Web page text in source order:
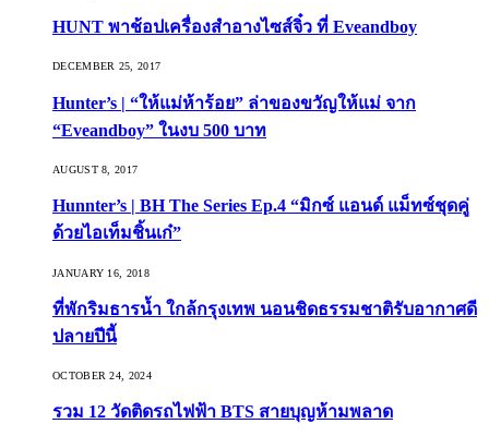
HUNT พาช้อปเครื่องสำอางไซส์จิ๋ว ที่ Eveandboy
DECEMBER 25, 2017
Hunter’s | “ให้แม่ห้าร้อย” ล่าของขวัญให้แม่ จาก
“Eveandboy” ในงบ 500 บาท
AUGUST 8, 2017
Hunnter’s | BH The Series Ep.4 “มิกซ์ แอนด์ แม็ทซ์ชุดคู่
ด้วยไอเท็มชิ้นเก๋”
JANUARY 16, 2018
ที่พักริมธารน้ำ ใกล้กรุงเทพ นอนชิดธรรมชาติรับอากาศดี
ปลายปีนี้
OCTOBER 24, 2024
รวม 12 วัดติดรถไฟฟ้า BTS สายบุญห้ามพลาด